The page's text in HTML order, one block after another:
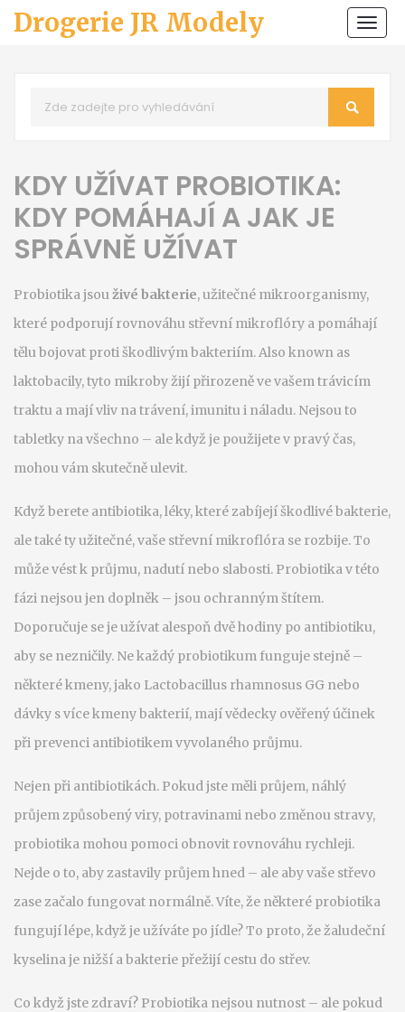
Drogerie JR Modely
KDY UŽÍVAT PROBIOTIKA:
KDY POMÁHAJÍ A JAK JE
SPRÁVNĚ UŽÍVAT
Probiotika jsouživé bakterie,užitečné mikroorganismy,
které podporují rovnováhu střevní mikroflóry a pomáhají
tělu bojovat proti škodlivým bakteriím. Also known as
laktobacily, tyto mikroby žijí přirozeně ve vašem trávicím
traktu a mají vliv na trávení, imunitu i náladu. Nejsou to
tabletky na všechno – ale když je použijete v pravý čas,
mohou vám skutečně ulevit.
Když berete antibiotika,léky, které zabíjejí škodlivé bakterie,
ale také ty užitečné, vaše střevní mikroflóra se rozbije. To
může vést k průjmu, nadutí nebo slabosti. Probiotika v této
fázi nejsou jen doplněk – jsou ochranným štítem.
Doporučuje se je užívat alespoň dvě hodiny po antibiotiku,
aby se nezničily. Ne každý probiotikum funguje stejně –
některé kmeny, jako Lactobacillus rhamnosus GG nebo
dávky s více kmeny bakterií, mají vědecky ověřený účinek
při prevenci antibiotikem vyvolaného průjmu.
Nejen při antibiotikách. Pokud jste měli průjem, náhlý
průjem způsobený viry, potravinami nebo změnou stravy,
probiotika mohou pomoci obnovit rovnováhu rychleji.
Nejde o to, aby zastavily průjem hned – ale aby vaše střevo
zase začalo fungovat normálně. Víte, že některé probiotika
fungují lépe, když je užíváte po jídle? To proto, že žaludeční
kyselina je nižší a bakterie přežijí cestu do střev.
Co když jste zdraví? Probiotika nejsou nutnost – ale pokud